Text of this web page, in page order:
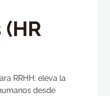
RRHH: eleva la
desde